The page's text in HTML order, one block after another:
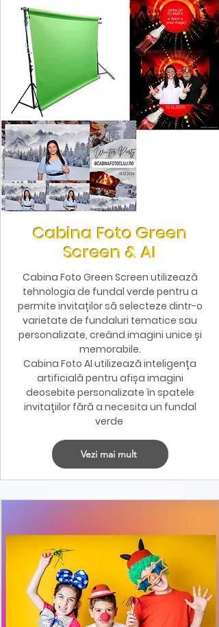
Cabina Foto Green
Screen & AI
​Cabina Foto Green Screen utilizează
tehnologia de fundal verde pentru a
permite invitaților să selecteze dintr-o
varietate de fundaluri tematice sau
personalizate, creând imagini unice și
memorabile.
Cabina Foto AI utilizează inteligența
artificială pentru afișa imagini
deosebite personalizate în spatele
invitațiilor fără a necesita un fundal
verde
Vezi mai mult